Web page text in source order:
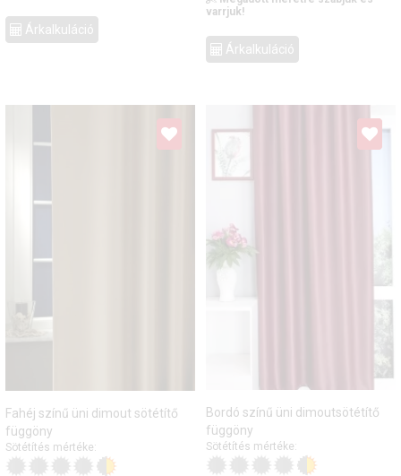
Árkalkuláció
varrjuk!
Árkalkuláció
Fahéj színű üni dimout sötétítő
függöny
Sötétítés mértéke:
Bordó színű üni dimoutsötétítő
függöny
Sötétítés mértéke: